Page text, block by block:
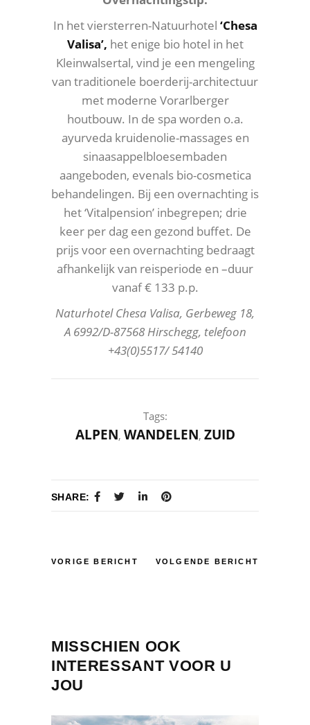
In het viersterren-Natuurhotel ‘Chesa
Valisa’, het enige bio hotel in het
Kleinwalsertal, vind je een mengeling
van traditionele boerderij-architectuur
met moderne Vorarlberger
houtbouw. In de spa worden o.a.
ayurveda kruidenolie-massages en
sinaasappelbloesembaden
aangeboden, evenals bio-cosmetica
behandelingen. Bij een overnachting is
het ‘Vitalpension’ inbegrepen; drie
keer per dag een gezond buffet. De
prijs voor een overnachting bedraagt
afhankelijk van reisperiode en –duur
vanaf € 133 p.p.
Naturhotel Chesa Valisa, Gerbeweg 18,
A 6992/D-87568 Hirschegg, telefoon
+43(0)5517/ 54140
Tags:
ALPEN, WANDELEN, ZUID
SHARE:
VORIGE BERICHT VOLGENDE BERICHT
MISSCHIEN OOK
INTERESSANT VOOR U
JOU